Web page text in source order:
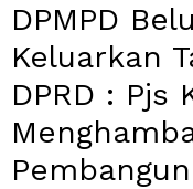
DPMPD
Keluarkan
DPRD : Pjs